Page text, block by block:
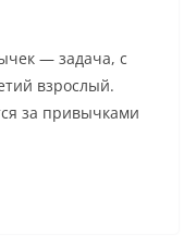
— задача, с
взрослый.
за привычками